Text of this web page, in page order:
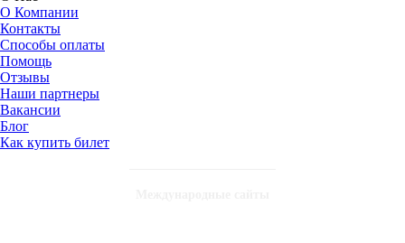
О Компании
Контакты
Способы оплаты
Помощь
Отзывы
Наши партнеры
Вакансии
Блог
Как купить билет